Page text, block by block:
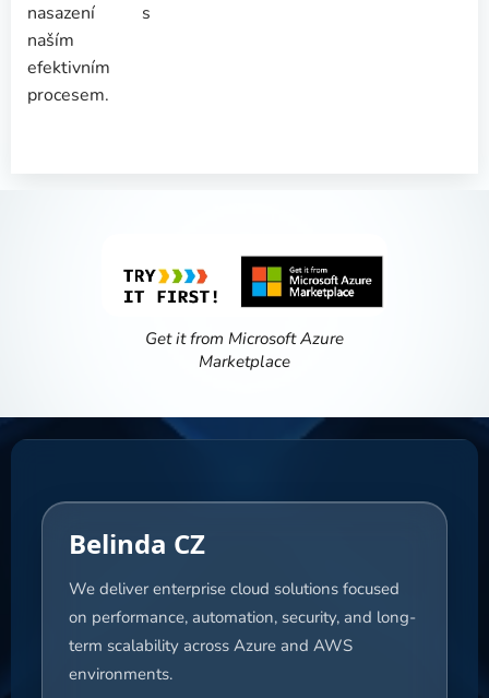
nasazení s
naším
efektivním
procesem.
Get it from Microsoft Azure
Marketplace
Belinda CZ
We deliver enterprise cloud solutions focused
on performance, automation, security, and long-
term scalability across Azure and AWS
environments.